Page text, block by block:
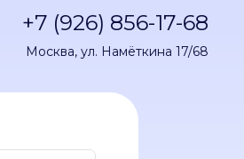
+7 (926) 856-17-68
Москва, ул. Намёткина 17/68